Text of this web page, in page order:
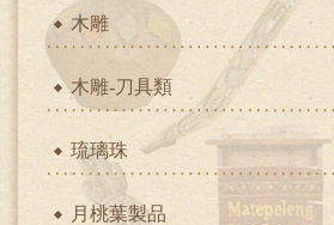
木雕
木雕-刀具類
琉璃珠
月桃葉製品